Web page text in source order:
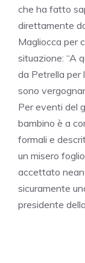
che ha fatto
direttamente
Magliocca per
situazione: “A
da Petrella per
sono
Per eventi del
bambino è a
formali e
un misero
accettato
sicuramente
presidente